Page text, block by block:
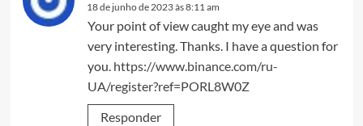
18 de junho de 2023 às 8:11 am
Your point of view caught my eye and was
very interesting. Thanks. I have a question for
you. https://www.binance.com/ru-
UA/register?ref=PORL8W0Z
Responder